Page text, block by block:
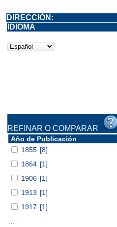
DIRECCIÓN:
IDIOMA
REFINAR O COMPARAR
Año de Publicación
1855 [8]
1864 [1]
1906 [1]
1913 [1]
1917 [1]